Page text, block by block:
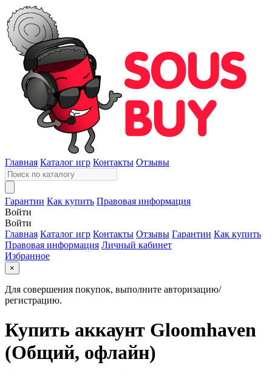
Главная Каталог игр Контакты Отзывы
Гарантии Как купить Правовая информация
Войти
Войти
Главная Каталог игр Контакты Отзывы Гарантии Как купить
Правовая информация Личный кабинет
Избранное
×
Для совершения покупок, выполните авторизацию/
регистрацию.
Купить аккаунт Gloomhaven
(Общий, офлайн)